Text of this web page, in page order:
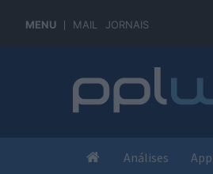
MENU MAIL JORNAIS
Análises